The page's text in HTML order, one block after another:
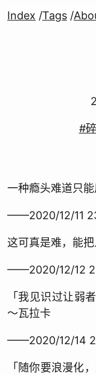
Index /Tags /
#
一种瘾头难道只
——2020/12/11
这可真是难，能把
——2020/12/12
「我见识过让弱
～瓦拉卡
——2020/12/14
「随你要浪漫化